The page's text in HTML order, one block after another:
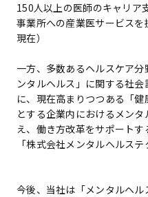
150人以上の医師のキャリア
事業所への産業医サービス
現在）
一方、多数あるヘルスケア
ンタルヘルス」に関する社
に、現在高まりつつある「
とする企業内におけるメン
え、働き方改革をサポート
「株式会社メンタルヘルス
今後、当社は「メンタルヘ